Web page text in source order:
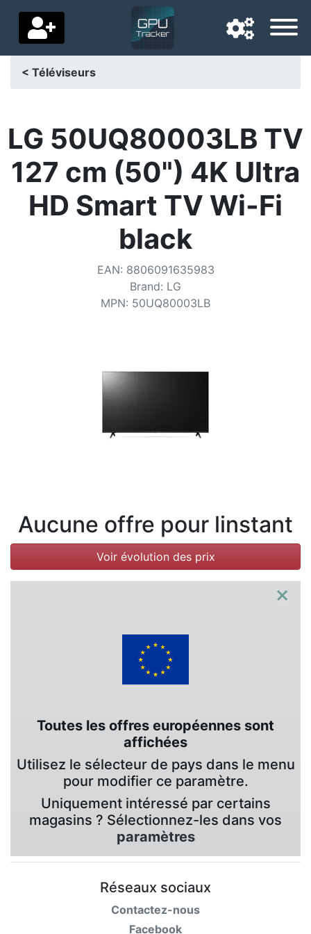
Pays de livraison
Accueil
Baisses de prix
Paramètres
< Téléviseurs
LG 50UQ80003LB TV
127 cm (50") 4K Ultra
HD Smart TV Wi-Fi
black
EAN: 8806091635983
Brand: LG
MPN: 50UQ80003LB
Aucune offre pour linstant
Voir évolution des prix
×
Toutes les offres européennes sont
affichées
Utilisez le sélecteur de pays dans le menu
pour modifier ce paramètre.
Uniquement intéressé par certains
magasins ? Sélectionnez-les dans vos
paramètres
Réseaux sociaux
Contactez-nous
Facebook